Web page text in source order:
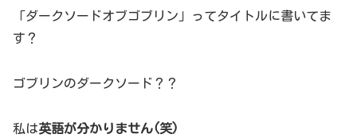
「ダークソードオブゴブリン」ってタイトルに書いてま
す？
ゴブリンのダークソード？？
私は英語が分かりません(笑)